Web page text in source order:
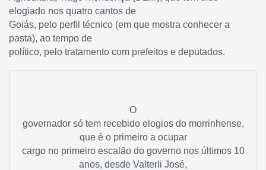
elogiado nos quatro cantos de
Goiás, pelo perfil técnico (em que mostra conhecer a
pasta), ao tempo de
político, pelo tratamento com prefeitos e deputados.
O
governador só tem recebido elogios do morrinhense,
que é o primeiro a ocupar
cargo no primeiro escalão do governo nos últimos 10
anos, desde Valterli José,